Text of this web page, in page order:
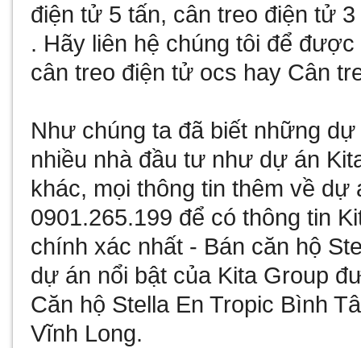
điện tử 5 tấn, cân treo điện tử 3
. Hãy liên hệ chúng tôi để
cân treo điện tử ocs hay Cân
Như chúng ta đã biết những dự
nhiều nhà đầu tư như dự án
khác, mọi thông tin thêm về dự
0901.265.199 để có thông tin
chính xác nhất - Bán căn hộ
dự án nổi bật của Kita Group
Căn hộ Stella En Tropic Bình
Vĩnh Long.